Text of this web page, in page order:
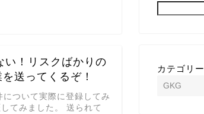
！リスクばかりの
送ってくるぞ！
ついて実際に登録してみ
てみました。 送られて
カテゴリー